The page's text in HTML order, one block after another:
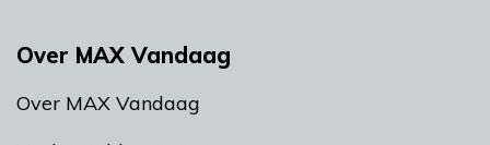
Over MAX Vandaag
Over MAX Vandaag